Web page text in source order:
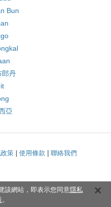
Bun
郎丹
亞
策| 使用條款 聯絡我們
該網站，即表示您同意隱私
。